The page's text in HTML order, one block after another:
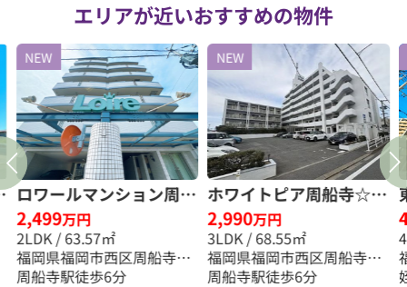
エリアが近いおすすめの物件
NEW
ロワールマンション周船
寺☆仲介手数料無料☆
2,499万円
2LDK / 63.57㎡
福岡県福岡市西区周船寺２
丁目
周船寺駅徒歩6分
NEW
ホワイトピア周船寺☆仲
介手数料無料☆
2,990万円
3LDK / 68.55㎡
福岡県福岡市西区周船寺１
丁目
周船寺駅徒歩6分